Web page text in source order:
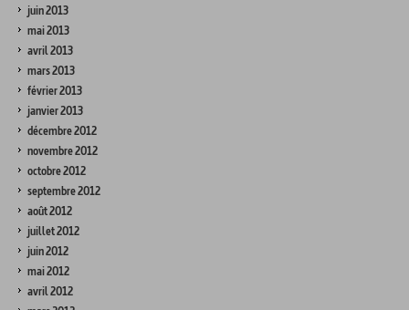
juin 2013
mai 2013
avril 2013
mars 2013
février 2013
janvier 2013
décembre 2012
novembre 2012
octobre 2012
septembre 2012
août 2012
juillet 2012
juin 2012
mai 2012
avril 2012